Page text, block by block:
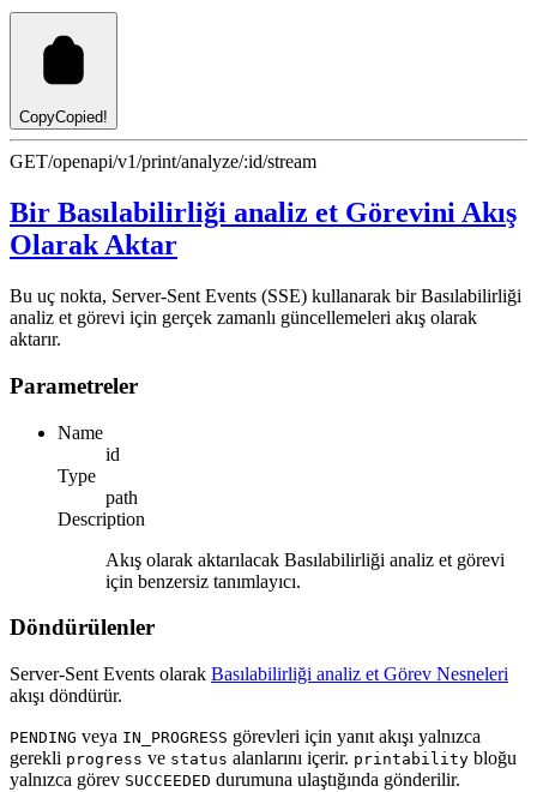
CopyCopied!
GET/openapi/v1/print/analyze/:id/stream
Bir Basılabilirliği analiz et Görevini Akış
Olarak Aktar
Bu uç nokta, Server-Sent Events (SSE) kullanarak bir Basılabilirliği
analiz et görevi için gerçek zamanlı güncellemeleri akış olarak
aktarır.
Parametreler
Name
id
Type
path
Description
Akış olarak aktarılacak Basılabilirliği analiz et görevi
için benzersiz tanımlayıcı.
Döndürülenler
Server-Sent Events olarak Basılabilirliği analiz et Görev Nesneleri
akışı döndürür.
PENDING veya IN_PROGRESS görevleri için yanıt akışı yalnızca
gerekli progress ve status alanlarını içerir. printability bloğu
yalnızca görev SUCCEEDED durumuna ulaştığında gönderilir.